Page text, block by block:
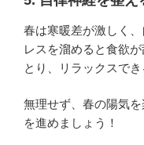
春は寒暖差が激しく
レスを溜めると食欲
とり、リラックスで
無理せず、春の陽気
を進めましょう！